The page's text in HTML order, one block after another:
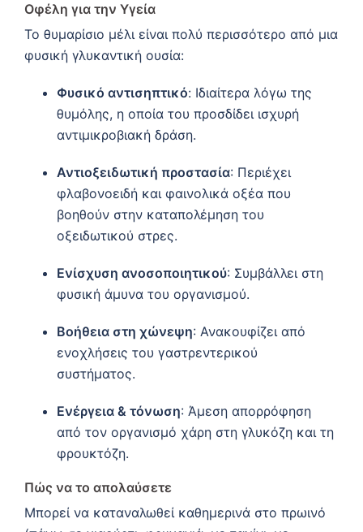
Οφέλη για την Υγεία
Το θυμαρίσιο μέλι είναι πολύ περισσότερο από μια
φυσική γλυκαντική ουσία:
Φυσικό αντισηπτικό: Ιδιαίτερα λόγω της
θυμόλης, η οποία του προσδίδει ισχυρή
αντιμικροβιακή δράση.
Αντιοξειδωτική προστασία: Περιέχει
φλαβονοειδή και φαινολικά οξέα που
βοηθούν στην καταπολέμηση του
οξειδωτικού στρες.
Ενίσχυση ανοσοποιητικού: Συμβάλλει στη
φυσική άμυνα του οργανισμού.
Βοήθεια στη χώνεψη: Ανακουφίζει από
ενοχλήσεις του γαστρεντερικού
συστήματος.
Ενέργεια & τόνωση: Άμεση απορρόφηση
από τον οργανισμό χάρη στη γλυκόζη και τη
φρουκτόζη.
Πώς να το απολαύσετε
Μπορεί να καταναλωθεί καθημερινά στο πρωινό